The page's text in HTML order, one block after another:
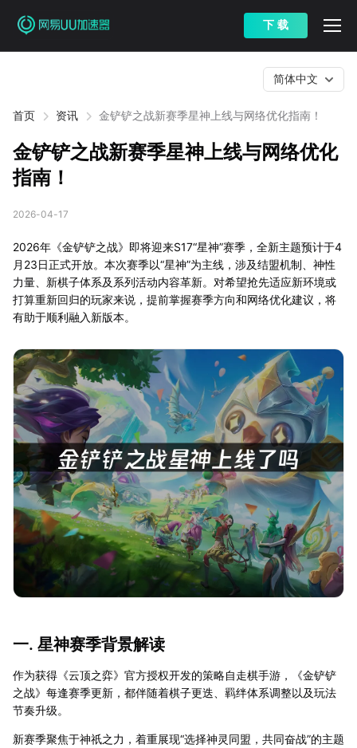
下 载
首页 资讯 金铲铲之战新赛季星神上线与网络优化指南！
简体中文
金铲铲之战新赛季星神上线与网络优化
指南！
2026-04-17
2026年《金铲铲之战》即将迎来S17“星神”赛季，全新主题预计于4
月23日正式开放。本次赛季以“星神”为主线，涉及结盟机制、神性
力量、新棋子体系及系列活动内容革新。对希望抢先适应新环境或
打算重新回归的玩家来说，提前掌握赛季方向和网络优化建议，将
有助于顺利融入新版本。
一. 星神赛季背景解读
作为获得《云顶之弈》官方授权开发的策略自走棋手游，《金铲铲
之战》每逢赛季更新，都伴随着棋子更迭、羁绊体系调整以及玩法
节奏升级。
新赛季聚焦于神祇之力，着重展现“选择神灵同盟，共同奋战”的主题